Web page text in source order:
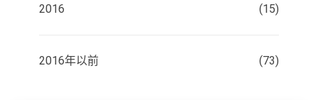
2016 (15)
2016年以前 (73)